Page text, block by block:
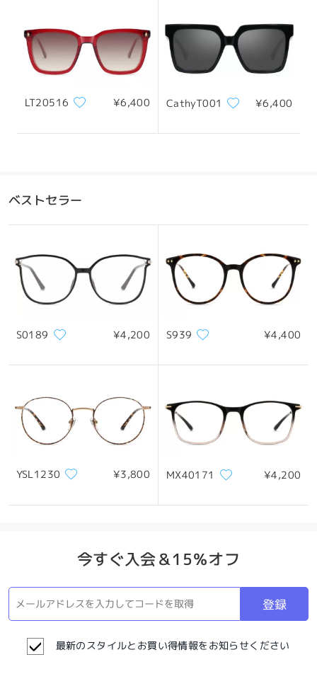
LT20516 ¥6,400 CathyT001 ¥6,400
ベストセラー
S0189 ¥4,200 S939 ¥4,400
YSL1230 ¥3,800 MX40171 ¥4,200
今すぐ入会＆15％オフ
登録
最新のスタイルとお買い得情報をお知らせください